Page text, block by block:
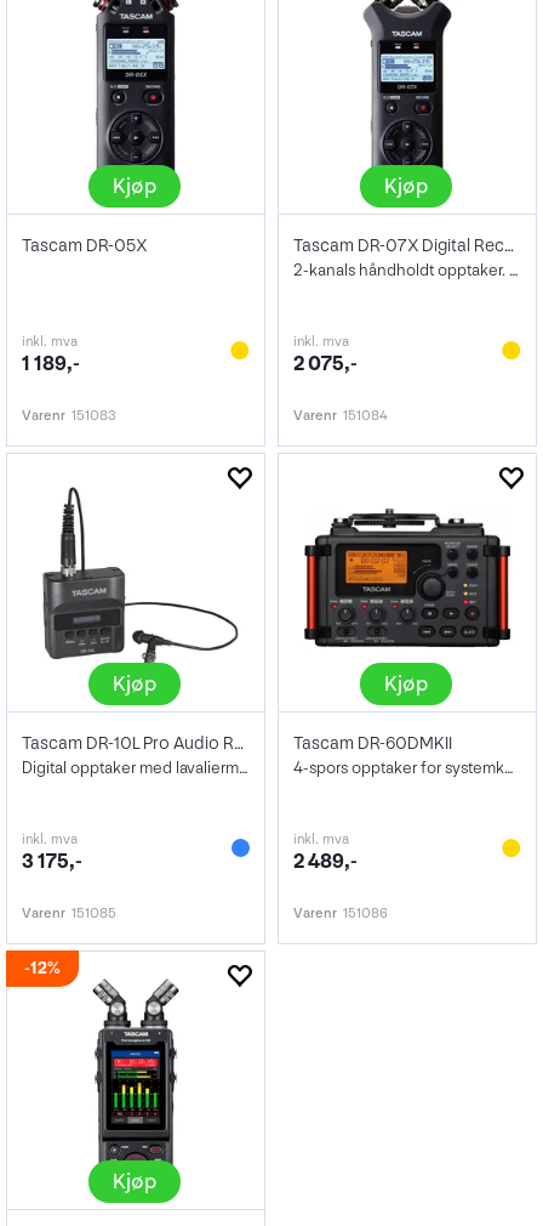
Kjøp
Tascam DR-05X
inkl. mva
1 189,-
Varenr 151083
Kjøp
Tascam DR-07X Digital Recorder
2-kanals håndholdt opptaker. 2-inn/2-ut
inkl. mva
2 075,-
Varenr 151084
Kjøp
Tascam DR-10L Pro Audio Recorder
Digital opptaker med lavaliermikrofon
inkl. mva
3 175,-
Varenr 151085
Kjøp
Tascam DR-60DMKII
4-spors opptaker for systemkamera
inkl. mva
2 489,-
Varenr 151086
12%
Kjøp